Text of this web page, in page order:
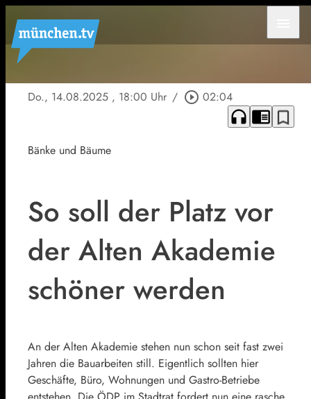
Do., 14.08.2025 , 18:00 Uhr / play_circle_outline 02:04
headphones chrome_reader_mode bookmark_border
Bänke und Bäume
So soll der Platz vor
der Alten Akademie
schöner werden
An der Alten Akademie stehen nun schon seit fast zwei
Jahren die Bauarbeiten still. Eigentlich sollten hier
Geschäfte, Büro, Wohnungen und Gastro-Betriebe